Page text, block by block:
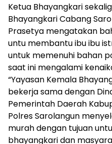
Ketua Bhayangkari
Bhayangkari Cabang
Prasetya mengatakan
untu membantu ibu ibu
untuk memenuhi bahan
saat ini mengalami
“Yayasan Kemala
bekerja sama dengan
Pemerintah Daerah
Polres Sarolangun
murah dengan tujuan
bhayangkari dan